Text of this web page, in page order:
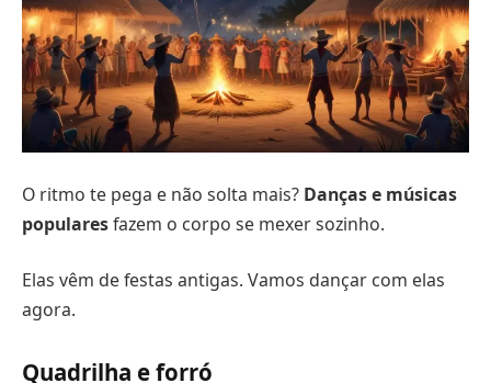
O ritmo te pega e não solta mais? Danças e músicas
popularesfazem o corpo se mexer sozinho.
Elas vêm de festas antigas. Vamos dançar com elas
agora.
Quadrilha e forró